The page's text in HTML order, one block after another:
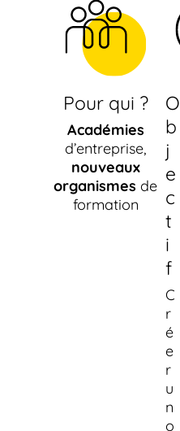
Pour qui ?
Académies
d’entreprise,
nouveaux
organismesde
formation
O
b
j
e
c
t
i
f
C
r
é
e
r
u
n
o